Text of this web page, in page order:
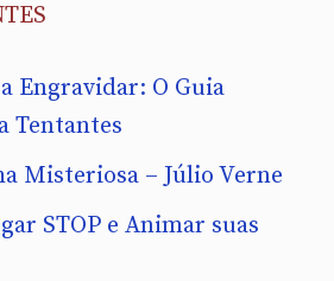
Engravidar: O Guia
Tentantes
Misteriosa – Júlio Verne
STOP e Animar suas